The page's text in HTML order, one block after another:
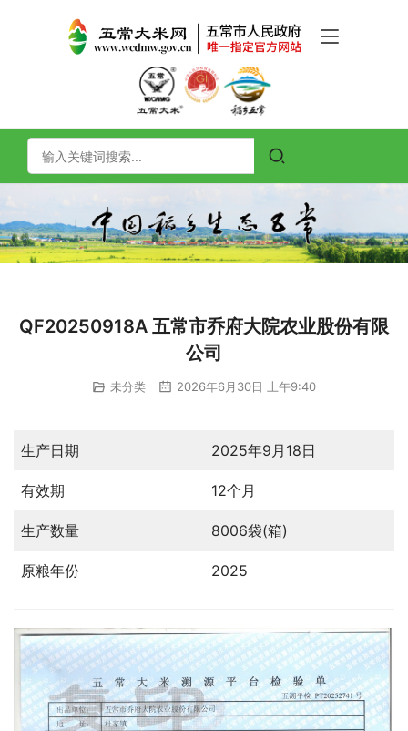
QF20250918A 五常市乔府大院农业股份有限
公司
未分类 2026年6月30日 上午9:40
生产日期 2025年9月18日
有效期 12个月
生产数量 8006袋(箱)
原粮年份 2025